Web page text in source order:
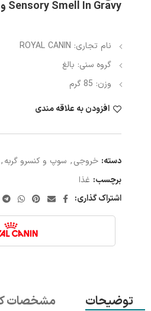
Sensory Smell In Gravy وزن 85 گرم
نام تجاری: ROYAL CANIN
گروه سنی: بالغ
وزن: 85 گرم
افزودن به علاقه مندی
دسته: خروجی, سوپ و کنسرو گربه,
برچسب: غذا
اشتراک گذاری:
توضیحات مشخصات